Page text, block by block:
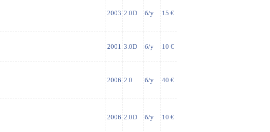
2003 2.0D б/у 15 €
2001 3.0D б/у 10 €
2006 2.0 б/у 40 €
2006 2.0D б/у 10 €